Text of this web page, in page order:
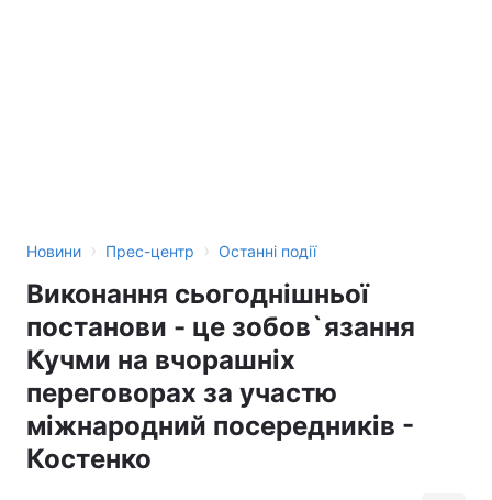
Новини › Прес-центр › Останні події
Виконання сьогоднішньої
постанови - це зобов`язання
Кучми на вчорашніх
переговорах за участю
міжнародний посередників -
Костенко